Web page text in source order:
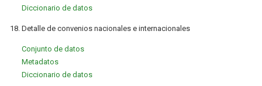
Diccionario de datos
18. Detalle de convenios nacionales e internacionales
Conjunto de datos
Metadatos
Diccionario de datos